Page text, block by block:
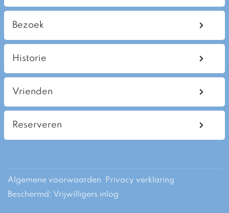
Bezoek
Historie
Vrienden
Reserveren
Algemene voorwaarden
Privacy verklaring
Beschermd: Vrijwilligers inlog